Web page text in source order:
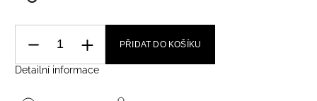
PŘIDAT DO KOŠÍKU
Detailní informace